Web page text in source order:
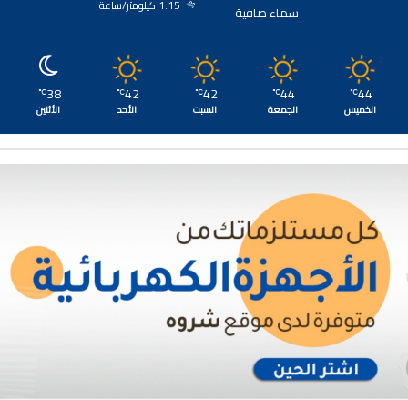
سماء صافية 1.15 كيلومتر/ساعة
44
℃
الخميس
44
℃
الجمعة
42
℃
السبت
42
℃
الأحد
38
℃
الأثنين